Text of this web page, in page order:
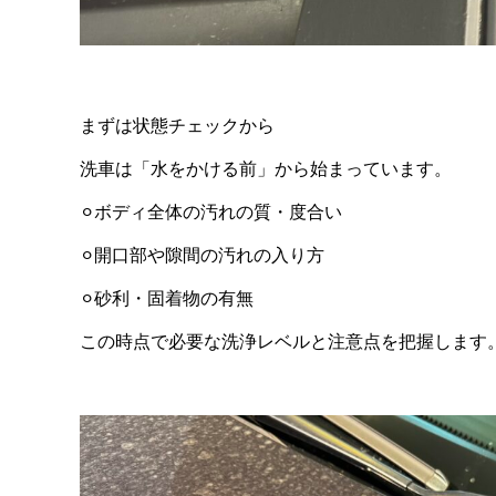
まずは状態チェックから
洗車は「水をかける前」から始まっています。
⚪︎ボディ全体の汚れの質・度合い
⚪︎開口部や隙間の汚れの入り方
⚪︎砂利・固着物の有無
この時点で必要な洗浄レベルと注意点を把握します